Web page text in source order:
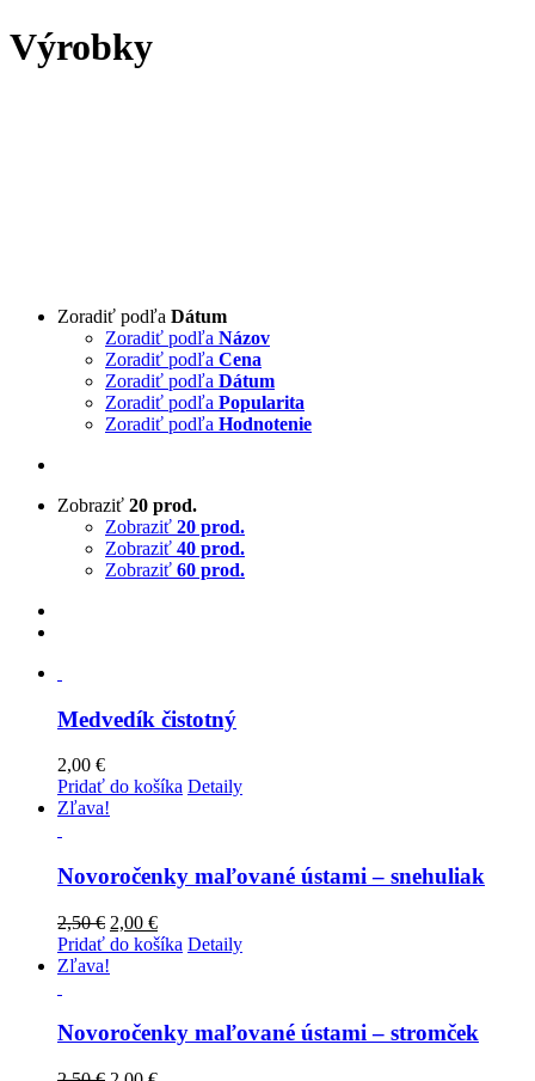
Výrobky
Zoradiť podľa Dátum
Zoradiť podľa Názov
Zoradiť podľa Cena
Zoradiť podľa Dátum
Zoradiť podľa Popularita
Zoradiť podľa Hodnotenie
Zobraziť 20 prod.
Zobraziť 20 prod.
Zobraziť 40 prod.
Zobraziť 60 prod.
Medvedík čistotný
2,00 €
Pridať do košíka Detaily
Zľava!
Novoročenky maľované ústami – snehuliak
2,50€ 2,00 €
Pridať do košíka Detaily
Zľava!
Novoročenky maľované ústami – stromček